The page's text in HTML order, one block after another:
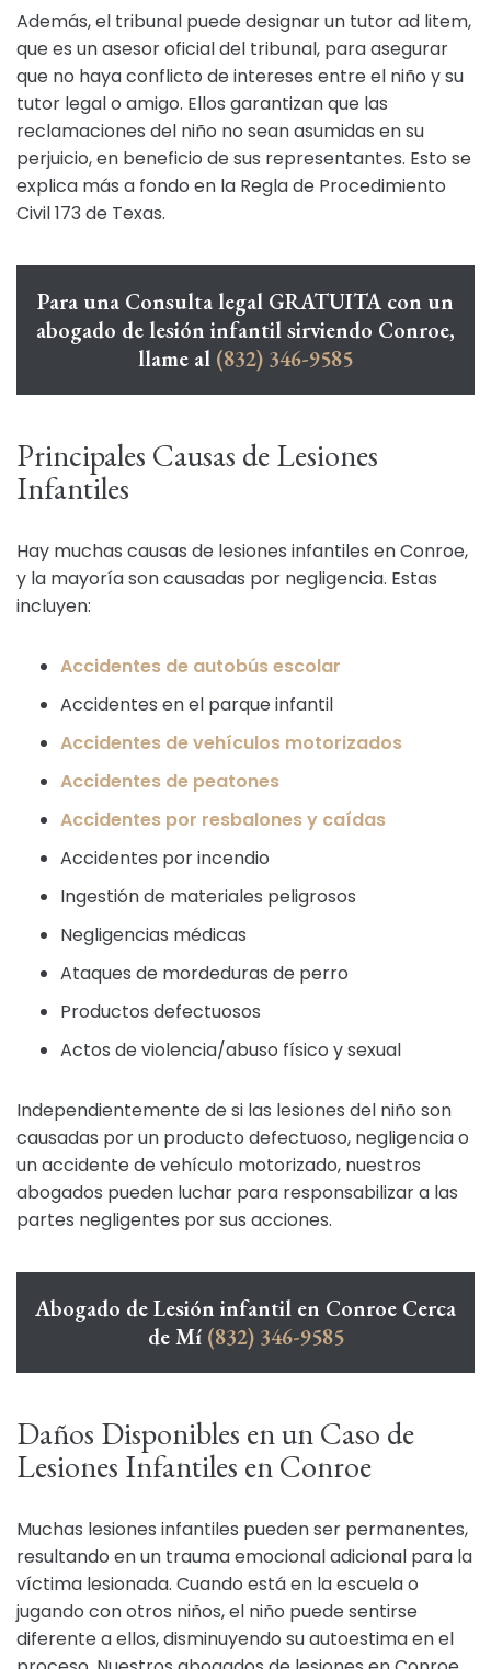
Además, el tribunal puede designar un tutor ad litem,
que es un asesor oficial del tribunal, para asegurar
que no haya conflicto de intereses entre el niño y su
tutor legal o amigo. Ellos garantizan que las
reclamaciones del niño no sean asumidas en su
perjuicio, en beneficio de sus representantes. Esto se
explica más a fondo en la Regla de Procedimiento
Civil 173 de Texas.
Para una Consulta legal GRATUITA con un
abogado de lesión infantil sirviendo Conroe,
llame al (832) 346-9585
Principales Causas de Lesiones
Infantiles
Hay muchas causas de lesiones infantiles en Conroe,
y la mayoría son causadas por negligencia. Estas
incluyen:
Accidentes de autobús escolar
Accidentes en el parque infantil
Accidentes de vehículos motorizados
Accidentes de peatones
Accidentes por resbalones y caídas
Accidentes por incendio
Ingestión de materiales peligrosos
Negligencias médicas
Ataques de mordeduras de perro
Productos defectuosos
Actos de violencia/abuso físico y sexual
Independientemente de si las lesiones del niño son
causadas por un producto defectuoso, negligencia o
un accidente de vehículo motorizado, nuestros
abogados pueden luchar para responsabilizar a las
partes negligentes por sus acciones.
Abogado de Lesión infantil en Conroe Cerca
de Mí (832) 346-9585
Daños Disponibles en un Caso de
Lesiones Infantiles en Conroe
Muchas lesiones infantiles pueden ser permanentes,
resultando en un trauma emocional adicional para la
víctima lesionada. Cuando está en la escuela o
jugando con otros niños, el niño puede sentirse
diferente a ellos, disminuyendo su autoestima en el